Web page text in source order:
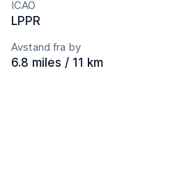
ICAO
LPPR
Avstand fra by
6.8 miles / 11 km